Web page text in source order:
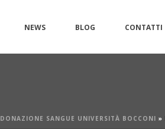
NEWS BLOG CONTATTI
DONAZIONE SANGUE UNIVERSITÀ BOCCONI »